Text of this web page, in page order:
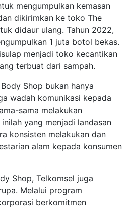
mengumpulkan kemasan
dikirimkan ke toko The
didaur ulang. Tahun 2022,
1 juta botol bekas.
menjadi toko kecantikan
terbuat dari sampah.
Shop bukan hanya
wadah komunikasi kepada
sama melakukan
yang menjadi landasan
konsisten melakukan dan
alam kepada konsumen
Shop, Telkomsel juga
Melalui program
berkomitmen